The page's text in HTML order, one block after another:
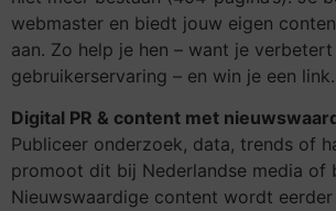
webmaster en biedt jouw eigen
aan. Zo help je hen – want je verbetert
gebruikerservaring – en win je een link.
Digital PR & content met
Publiceer onderzoek, data, trends of
promoot dit bij Nederlandse media of
Nieuwswaardige content wordt